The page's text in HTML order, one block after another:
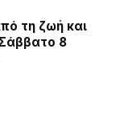
τη ζωή και
8